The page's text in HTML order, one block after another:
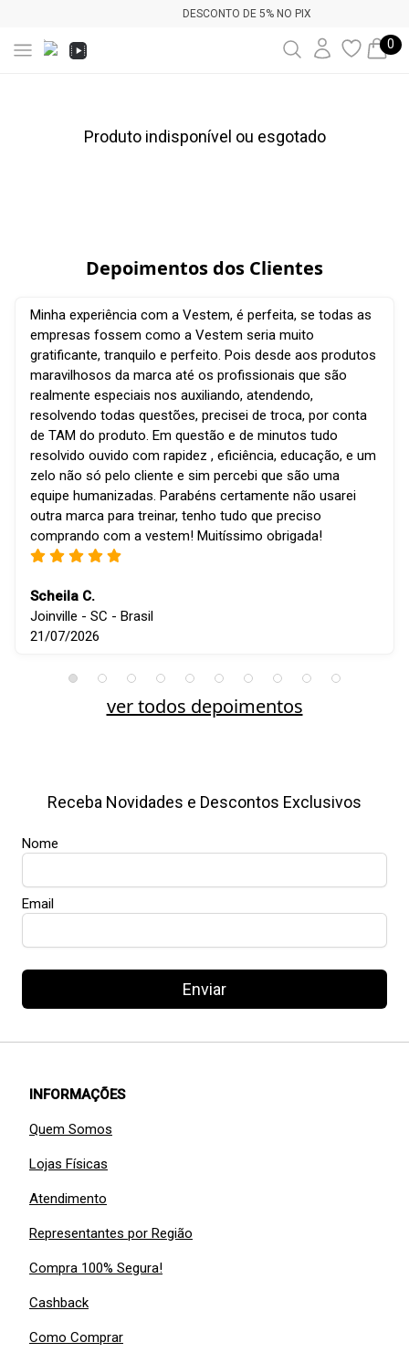
DESCONTO DE 5% NO PIX
0
Produto indisponível ou esgotado
Depoimentos dos Clientes
Minha experiência com a Vestem, é perfeita, se todas as
empresas fossem como a Vestem seria muito
gratificante, tranquilo e perfeito. Pois desde aos produtos
maravilhosos da marca até os profissionais que são
realmente especiais nos auxiliando, atendendo,
resolvendo todas questões, precisei de troca, por conta
de TAM do produto. Em questão e de minutos tudo
resolvido ouvido com rapidez , eficiência, educação, e um
zelo não só pelo cliente e sim percebi que são uma
equipe humanizadas. Parabéns certamente não usarei
outra marca para treinar, tenho tudo que preciso
comprando com a vestem! Muitíssimo obrigada!
Scheila C.
Joinville - SC - Brasil
21/07/2026
ver todos depoimentos
Receba Novidades e Descontos Exclusivos
Nome
Email
Enviar
INFORMAÇÕES
Quem Somos
Lojas Físicas
Atendimento
Representantes por Região
Compra 100% Segura!
Cashback
Como Comprar